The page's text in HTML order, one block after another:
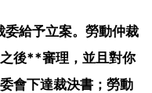
給予立案。勞動仲裁
後**審理，並且對你
會下達裁決書；勞動